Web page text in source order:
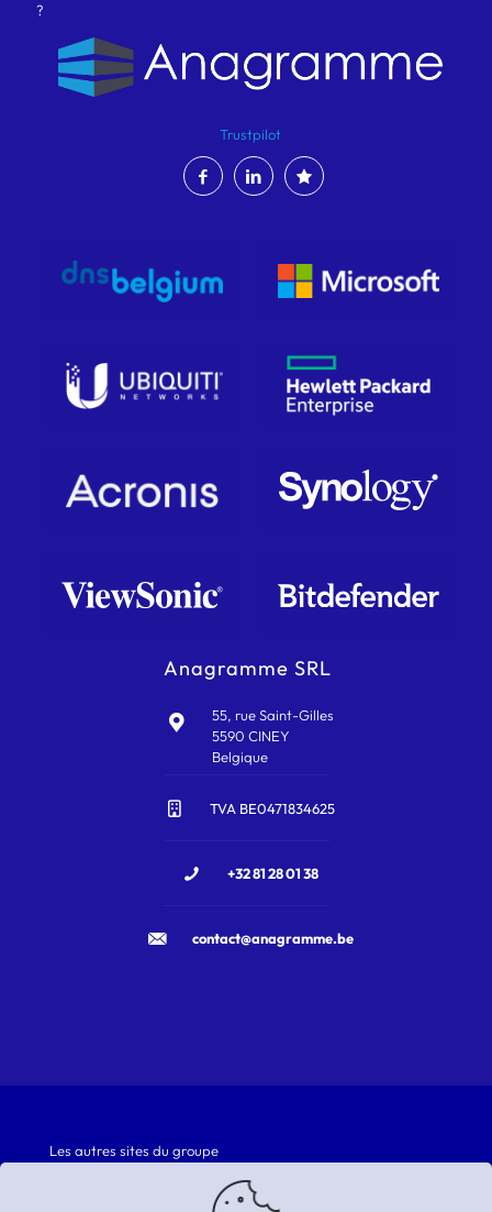
?
Trustpilot
Anagramme SRL
55, rue Saint-Gilles
5590 CINEY
Belgique
TVA BE0471834625
+32 81 28 01 38
contact@anagramme.be
Les autres sites du groupe